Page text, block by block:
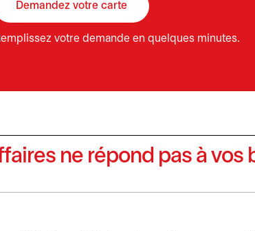
Demandez votre cartes’ouvre dans un nouvel onglet
votre demande en quelques minutes.
ne répond pas à vos